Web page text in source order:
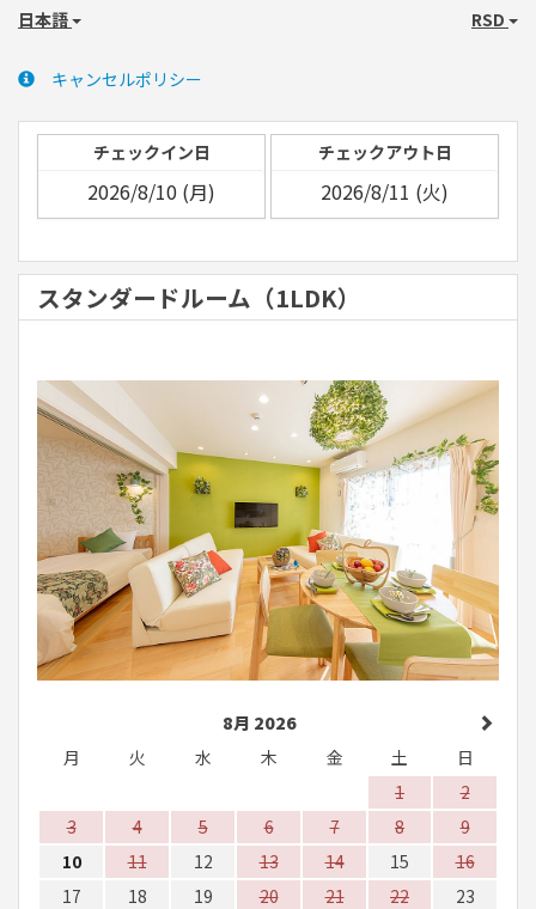
日本語 RSD
キャンセルポリシー
チェックイン日 チェックアウト日
スタンダードルーム（1LDK）
8月 2026
月
火 水 木 金 土
日
1
2
3
4 5 6 7 8
9
10
11 12 13 14 15
16
17
18 19 20 21 22
23